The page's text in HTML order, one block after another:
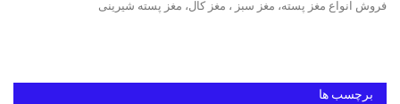
فروش انواع مغز پسته، مغز سبز ، مغز کال، مغز پسته شیرینی
برچسب ها